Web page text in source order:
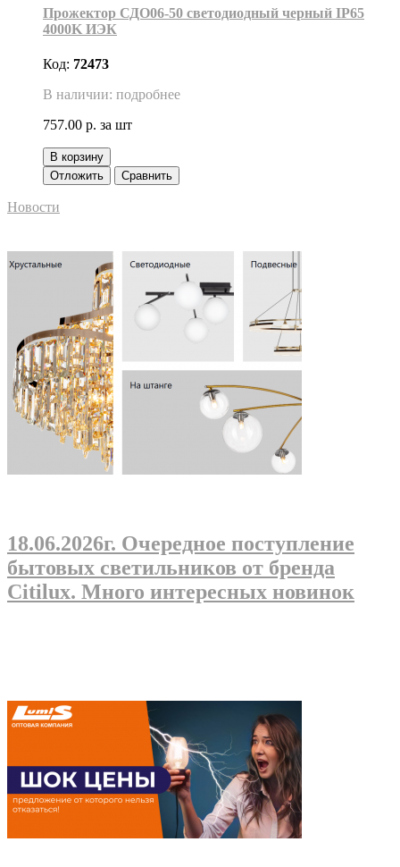
Прожектор СДО06-50 светодиодный черный IP65
4000K ИЭК
Код: 72473
В наличии: подробнее
757.00 р. за шт
В корзину
Отложить
Сравнить
Новости
18.06.2026г. Очередное поступление
бытовых светильников от бренда
Citilux. Много интересных новинок